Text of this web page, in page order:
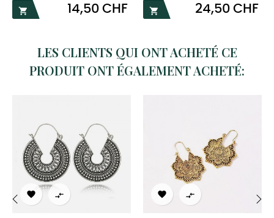

Prix
14,50 CHF 
Prix
24,50 CHF
LES CLIENTS QUI ONT ACHETÉ CE
PRODUIT ONT ÉGALEMENT ACHETÉ:
   